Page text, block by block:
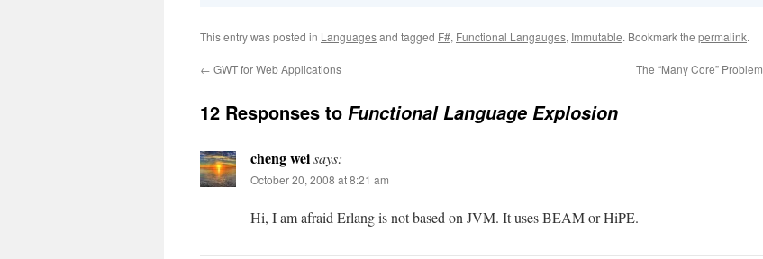
This entry was posted in Languagesand tagged F#, Functional Langauges, Immutable. Bookmark the permalink.
← GWT for Web Applications The “Many Core” Problem
12 Responses to Functional Language Explosion
cheng weisays:
October 20, 2008 at 8:21 am
Hi, I am afraid Erlang is not based on JVM. It uses BEAM or HiPE.